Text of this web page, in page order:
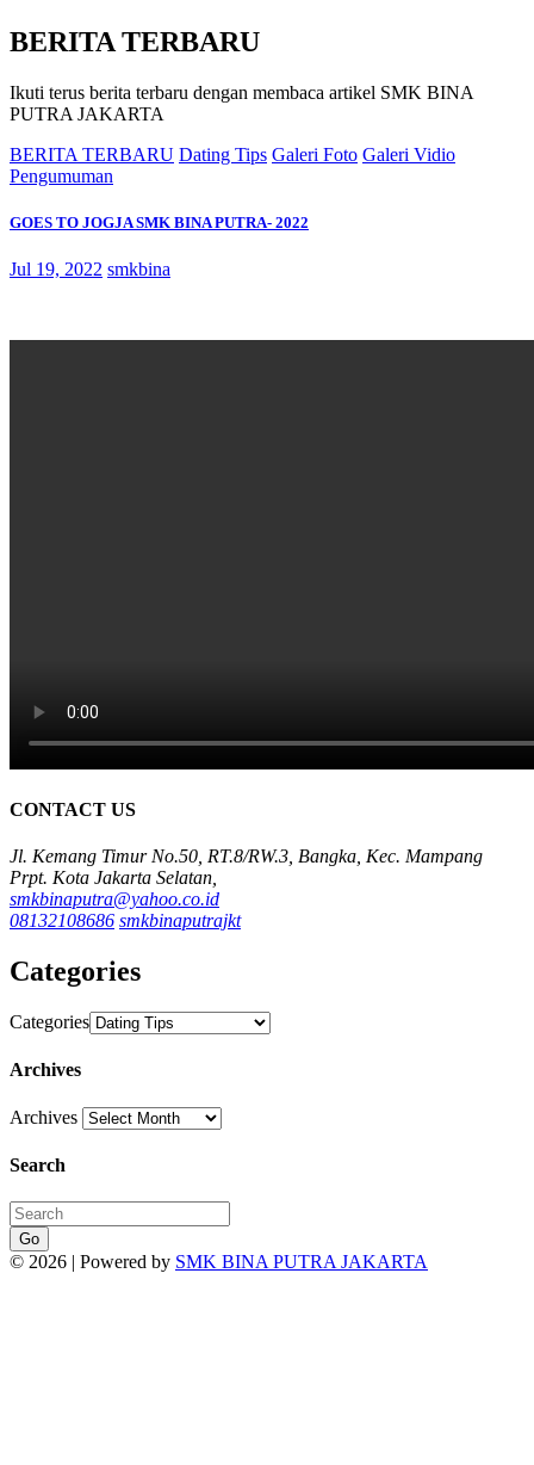
BERITA TERBARU
Ikuti terus berita terbaru dengan membaca artikel SMK BINA
PUTRA JAKARTA
BERITA TERBARU Dating Tips Galeri Foto Galeri Vidio
Pengumuman
GOES TO JOGJA SMK BINA PUTRA- 2022
Jul 19, 2022 smkbina
CONTACT US
Jl. Kemang Timur No.50, RT.8/RW.3, Bangka, Kec. Mampang
Prpt. Kota Jakarta Selatan,
smkbinaputra@yahoo.co.id
08132108686 smkbinaputrajkt
Categories
Categories
Archives
Archives
Search
Go
© 2026 | Powered by SMK BINA PUTRA JAKARTA